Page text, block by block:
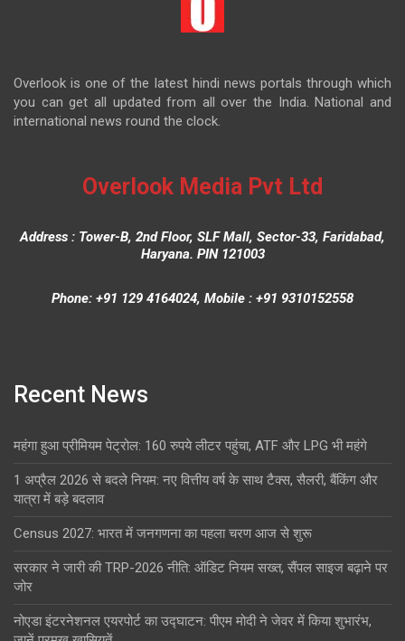
Overlook is one of the latest hindi news portals through which
you can get all updated from all over the India. National and
international news round the clock.
Overlook Media Pvt Ltd
Address : Tower-B, 2nd Floor, SLF Mall, Sector-33, Faridabad,
Haryana. PIN 121003
Phone: +91 129 4164024, Mobile : +91 9310152558
Recent News
महंगा हुआ प्रीमियम पेट्रोल: 160 रुपये लीटर पहुंचा, ATF और LPG भी महंगे
1 अप्रैल 2026 से बदले नियम: नए वित्तीय वर्ष के साथ टैक्स, सैलरी, बैंकिंग और
यात्रा में बड़े बदलाव
Census 2027: भारत में जनगणना का पहला चरण आज से शुरू
सरकार ने जारी की TRP-2026 नीति: ऑडिट नियम सख्त, सैंपल साइज बढ़ाने पर
जोर
नोएडा इंटरनेशनल एयरपोर्ट का उद्घाटन: पीएम मोदी ने जेवर में किया शुभारंभ,